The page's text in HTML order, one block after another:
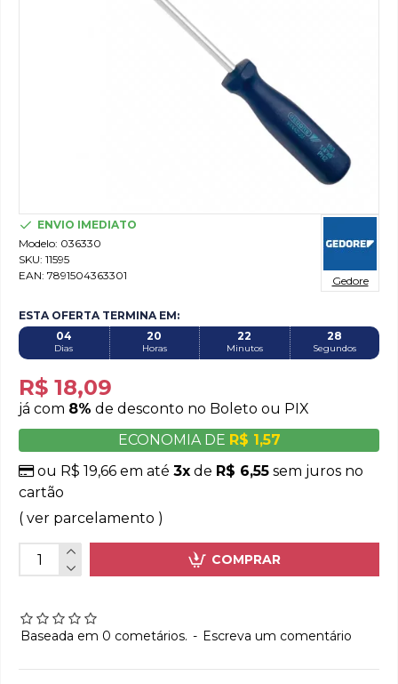
ENVIO IMEDIATO
Modelo: 036330
SKU: 11595
EAN: 7891504363301 Gedore
Baseada em 0 cometários. - Escreva um comentário
ESTA OFERTA TERMINA EM:
04
Dias
20
Horas
22
Minutos
27
Segundos
R$ 18,09
já com 8% de desconto no Boleto ou PIX
ECONOMIA DE R$ 1,57
ou R$ 19,66 em até 3x de R$ 6,55 sem juros no
cartão
( ver parcelamento )
COMPRAR